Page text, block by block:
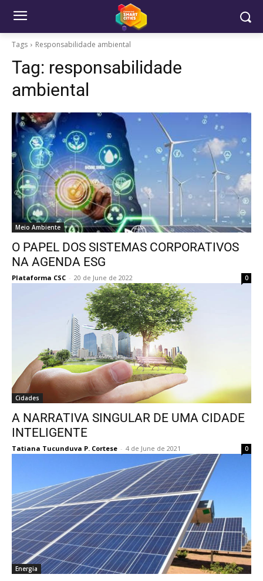
Tags Responsabilidade ambiental
Tag: responsabilidade
ambiental
Meio Ambiente
O PAPEL DOS SISTEMAS CORPORATIVOS
NA AGENDA ESG
Plataforma CSC - 20 de June de 2022 0
Cidades
A NARRATIVA SINGULAR DE UMA CIDADE
INTELIGENTE
Tatiana Tucunduva P. Cortese - 4 de June de 2021 0
Energia